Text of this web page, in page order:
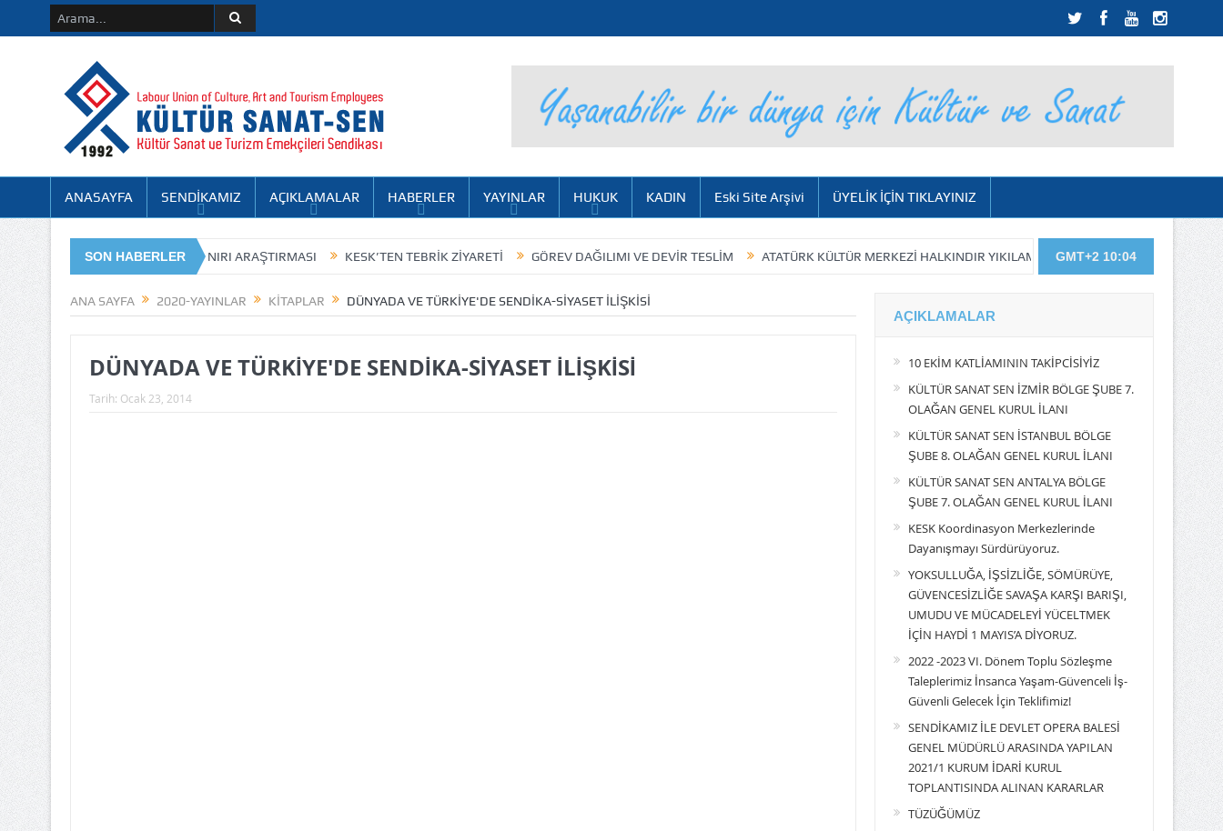
ANASAYFA SENDİKAMIZ AÇIKLAMALAR HABERLER YAYINLAR HUKUK KADIN Eski Site Arşivi ÜYELİK İÇİN TIKLAYINIZ
SON HABERLER
TÜRK-İŞ EYLÜL AYI AÇLIK SINIRI ARAŞTIRMASI KESK’TEN TEBRİK ZİYARETİ GÖREV DAĞILIMI VE DEVİR TESLİM ATATÜRK KÜLTÜR MERKEZİ HALKINDIR YIKILAMAZ… KIYIMIN DEVAMI GELECEK…
ŞUBE 8. OLAĞAN GENEL KURUL İLANI
GMT+2 10:04
ANA SAYFA 2020-YAYINLAR KİTAPLAR DÜNYADA VE TÜRKİYE'DE SENDİKA-SİYASET İLİŞKİSİ
DÜNYADA VE TÜRKİYE'DE SENDİKA-SİYASET İLİŞKİSİ
Tarih: Ocak 23, 2014
AÇIKLAMALAR
10 EKİM KATLİAMININ TAKİPCİSİYİZ
KÜLTÜR SANAT SEN İZMİR BÖLGE ŞUBE 7.
OLAĞAN GENEL KURUL İLANI
KÜLTÜR SANAT SEN İSTANBUL BÖLGE
ŞUBE 8. OLAĞAN GENEL KURUL İLANI
KÜLTÜR SANAT SEN ANTALYA BÖLGE
ŞUBE 7. OLAĞAN GENEL KURUL İLANI
KESK Koordinasyon Merkezlerinde
Dayanışmayı Sürdürüyoruz.
YOKSULLUĞA, İŞSİZLİĞE, SÖMÜRÜYE,
GÜVENCESİZLİĞE SAVAŞA KARŞI BARIŞI,
UMUDU VE MÜCADELEYİ YÜCELTMEK
İÇİN HAYDİ 1 MAYIS’A DİYORUZ.
2022 -2023 VI. Dönem Toplu Sözleşme
Taleplerimiz İnsanca Yaşam-Güvenceli İş-
Güvenli Gelecek İçin Teklifimiz!
SENDİKAMIZ İLE DEVLET OPERA BALESİ
GENEL MÜDÜRLÜ ARASINDA YAPILAN
2021/1 KURUM İDARİ KURUL
TOPLANTISINDA ALINAN KARARLAR
TÜZÜĞÜMÜZ